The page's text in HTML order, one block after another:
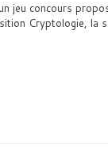
jeu concours
Cryptologie, la